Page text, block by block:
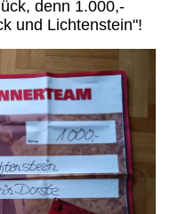
denn 1.000,-
und Lichtenstein"!